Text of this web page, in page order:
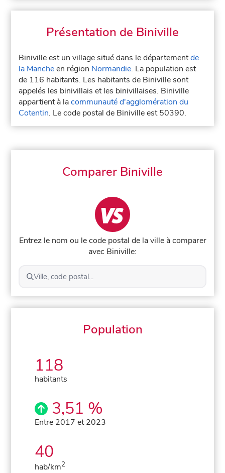
Présentation de Biniville
Biniville est un village situé dans le départementde
la Mancheen région Normandie. La population est
de 116 habitants. Les habitants de Biniville sont
appelés les binivillais et les binivillaises. Biniville
appartient à lacommunauté d'agglomération du
Cotentin. Le code postal de Biniville est 50390.
Comparer Biniville
Entrez le nom ou le code postal de la ville à comparer
avec Biniville:
Ville, code postal...
Population
118
habitants
3,51 %
Entre 2017 et 2023
40
hab/km2